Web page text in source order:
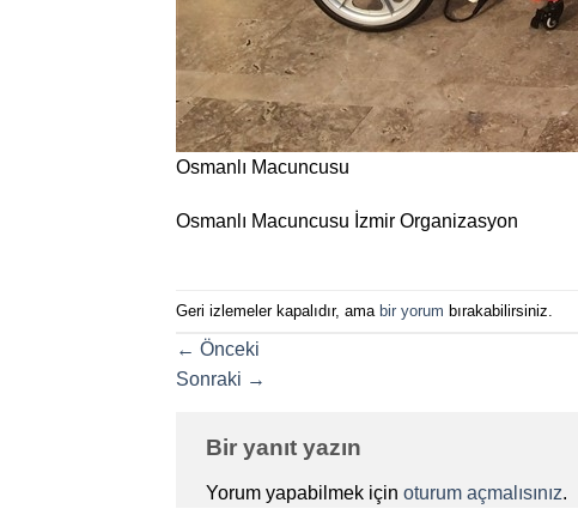
Osmanlı Macuncusu
Osmanlı Macuncusu İzmir Organizasyon
Geri izlemeler kapalıdır, ama bir yorum bırakabilirsiniz.
← Önceki
Sonraki →
Bir yanıt yazın
Yorum yapabilmek için oturum açmalısınız.